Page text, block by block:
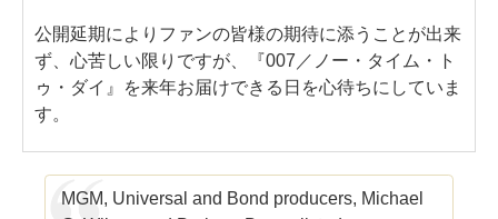
公開延期によりファンの皆様の期待に添うことが出来
ず、心苦しい限りですが、『007／ノー・タイム・ト
ゥ・ダイ』を来年お届けできる日を心待ちにしていま
す。
MGM, Universal and Bond producers, Michael